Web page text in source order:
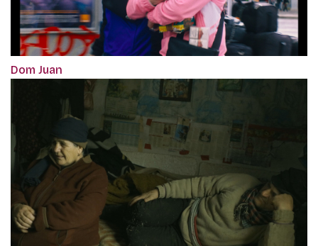
Dom Juan